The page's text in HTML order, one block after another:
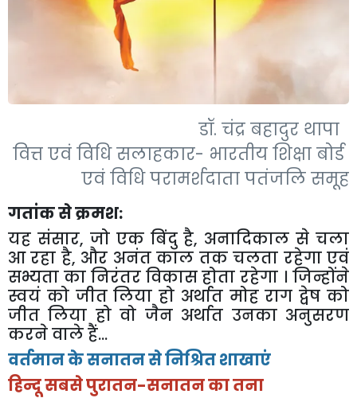
डॉ. चंद्र बहादुर थापा
वित्त एवं विधि सलाहकार- भारतीय शिक्षा बोर्ड
एवं विधि परामर्शदाता पतंजलि समूह
गतांक से क्रमश:
यह संसार, जो एक बिंदु है, अनादिकाल से चला
आ रहा है, और अनंत काल तक चलता रहेगा एवं
सभ्यता का निरंतर विकास होता रहेगा । जिन्होंने
स्वयं को जीत लिया हो अर्थात मोह राग द्वेष को
जीत लिया हो वो जैन अर्थात उनका अनुसरण
करने वाले हैं...
वर्तमान के सनातन से निश्रित शाखाएं
हिन्दू सबसे पुरातन-सनातन का तना